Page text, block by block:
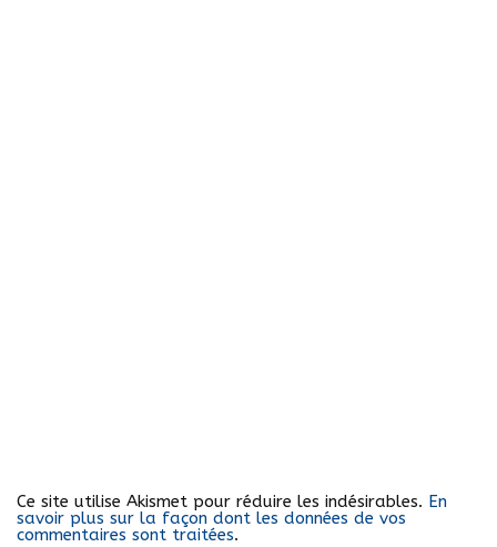
Ce site utilise Akismet pour réduire les indésirables. En
savoir plus sur la façon dont les données de vos
commentaires sont traitées.